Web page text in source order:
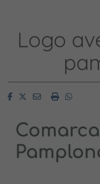
Logo
FacebookTwitterEmailImprimir